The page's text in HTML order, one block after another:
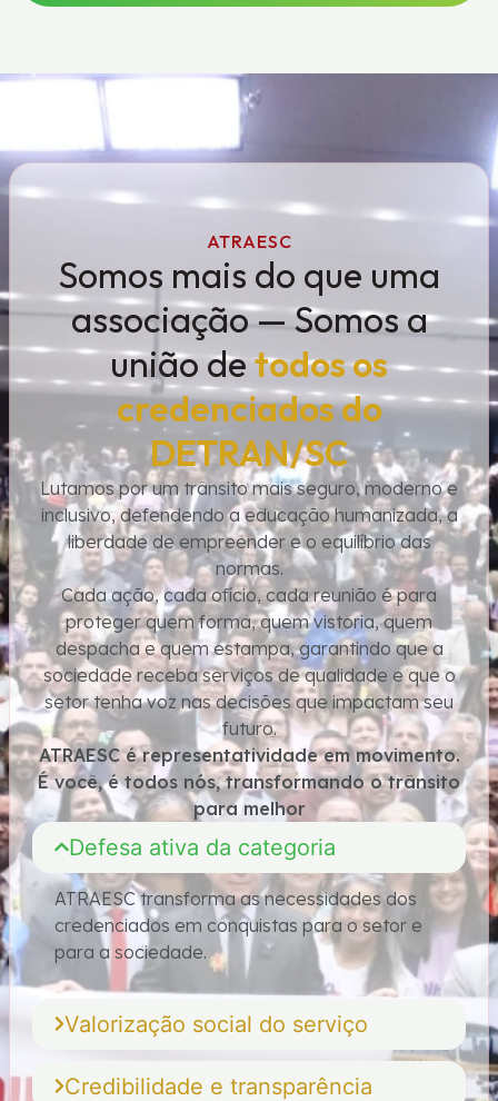
ATRAESC
Somos mais do que uma
associação — Somos a
união de todos os
credenciados do
DETRAN/SC
Lutamos por um trânsito mais seguro, moderno e
inclusivo, defendendo a educação humanizada, a
liberdade de empreender e o equilíbrio das
normas.
Cada ação, cada ofício, cada reunião é para
proteger quem forma, quem vistoria, quem
despacha e quem estampa, garantindo que a
sociedade receba serviços de qualidade e que o
setor tenha voz nas decisões que impactam seu
futuro.
ATRAESC é representatividade em movimento.
É você, é todos nós, transformando o trânsito
para melhor
Defesa ativa da categoria
ATRAESC transforma as necessidades dos
credenciados em conquistas para o setor e
para a sociedade.
Valorização social do serviço
Credibilidade e transparência